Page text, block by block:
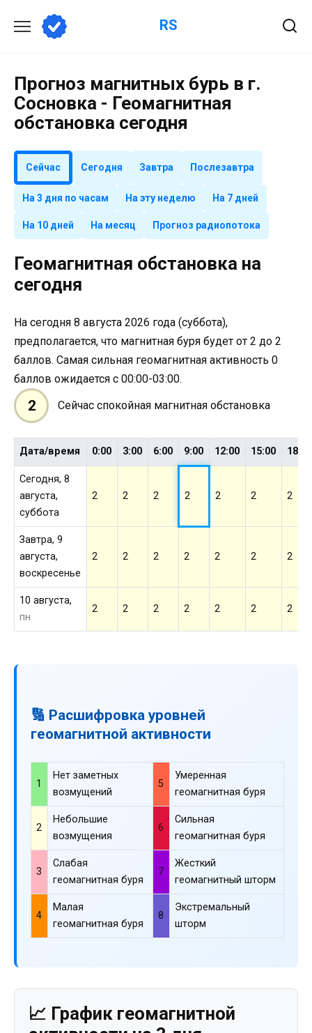
содержанию
RS
Прогноз магнитных бурь в г.
Сосновка - Геомагнитная
обстановка сегодня
Сейчас Сегодня Завтра Послезавтра
На 3 дня по часам На эту неделю На 7 дней
На 10 дней На месяц Прогноз радиопотока
Геомагнитная обстановка на
сегодня
На сегодня 8 августа 2026 года (суббота),
предполагается, что магнитная буря будет от 2 до 2
баллов. Самая сильная геомагнитная активность 0
баллов ожидается с 00:00-03:00.
2 Сейчас спокойная магнитная обстановка
Дата/время 0:00 3:00 6:00 9:00 12:00 15:00 18:00
Сегодня, 8
августа,
суббота
2 2 2 2 2 2 2
Завтра, 9
августа,
воскресенье
2 2 2 2 2 2 2
10 августа,
пн
2 2 2 2 2 2 2
🔢 Расшифровка уровней
геомагнитной активности
1
Нет заметных
возмущений
5
Умеренная
геомагнитная буря
2
Небольшие
возмущения
6
Сильная
геомагнитная буря
3
Слабая
геомагнитная буря
7
Жесткий
геомагнитный шторм
4
Малая
геомагнитная буря
8
Экстремальный
шторм
📈 График геомагнитной